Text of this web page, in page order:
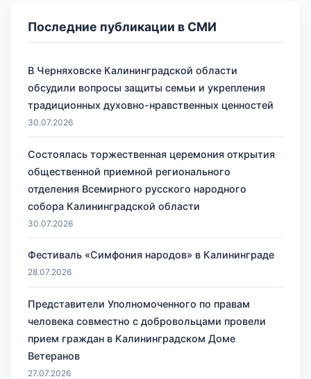
Последние публикации в СМИ
В Черняховске Калининградской области
обсудили вопросы защиты семьи и укрепления
традиционных духовно-нравственных ценностей
30.07.2026
Состоялась торжественная церемония открытия
общественной приемной регионального
отделения Всемирного русского народного
собора Калининградской области
30.07.2026
Фестиваль «Симфония народов» в Калининграде
28.07.2026
Представители Уполномоченного по правам
человека совместно с добровольцами провели
прием граждан в Калининградском Доме
Ветеранов
27.07.2026